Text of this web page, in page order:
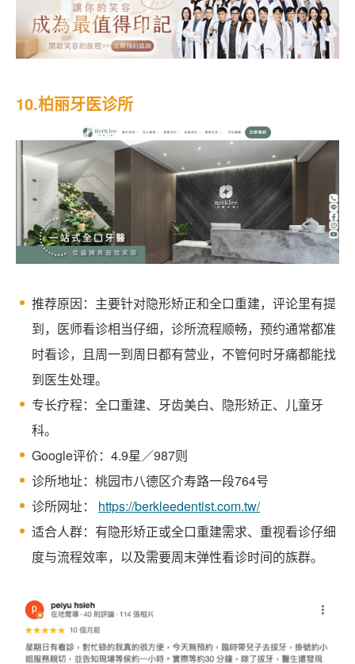
10.柏丽牙医诊所
推荐原因：主要针对隐形矫正和全口重建，评论里有提
到，医师看诊相当仔细，诊所流程顺畅，预约通常都准
时看诊，且周一到周日都有营业，不管何时牙痛都能找
到医生处理。
专长疗程：全口重建、牙齿美白、隐形矫正、儿童牙
科。
Google评价：4.9星／987则
诊所地址：桃园市八德区介寿路一段764号
诊所网址： https://berkleedentist.com.tw/
适合人群：有隐形矫正或全口重建需求、重视看诊仔细
度与流程效率，以及需要周末弹性看诊时间的族群。